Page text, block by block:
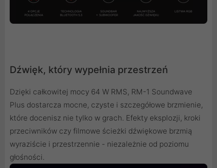
Dźwięk, który wypełnia przestrzeń
Dzięki całkowitej mocy 64 W RMS, RM-1 Soundwave
Plus dostarcza mocne, czyste i szczegółowe brzmienie,
które docenisz nie tylko w grach. Efekty eksplozji, kroki
przeciwników czy filmowe ścieżki dźwiękowe brzmią
wyraziście i przestrzennie - niezależnie od poziomu
głośności.